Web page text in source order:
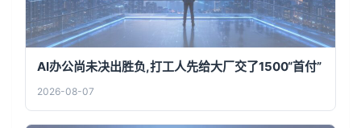
AI办公尚未决出胜负,打工人先给大厂交了1500“首付”
2026-08-07